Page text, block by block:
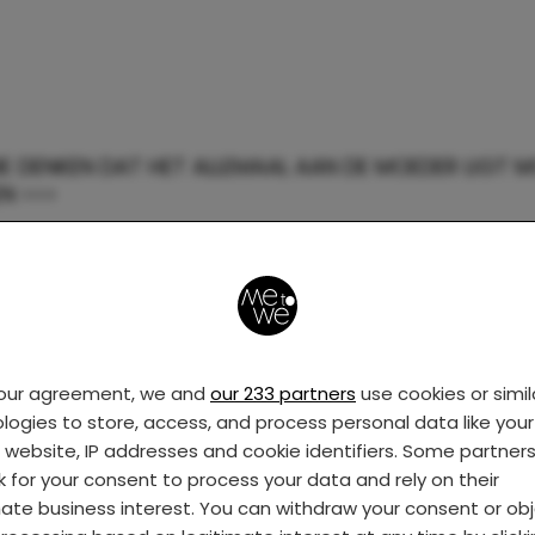
agreement, we and our 233 partners use cookies or
to store, access, and process personal data like
IP addresses and cookie identifiers. Some
for your consent to process your data and rely on their
business interest. You can withdraw your consent or
DENKEN DAT HET ALLEMAAL AAN DE MOEDER LIGT
>>>
er nog zijn, en fijn dat er wat vertrouwen is in mij
komt het.
Sommige mensen zeggen dat je ‘zelf
hoe lang moet de adem voor dat soort
nog goed komen? Ik vraag het me toch ernstig
nabij. Doe ik iets verkeerd? Is er te weinig
Ligt het dan toch allemaal aan mij?